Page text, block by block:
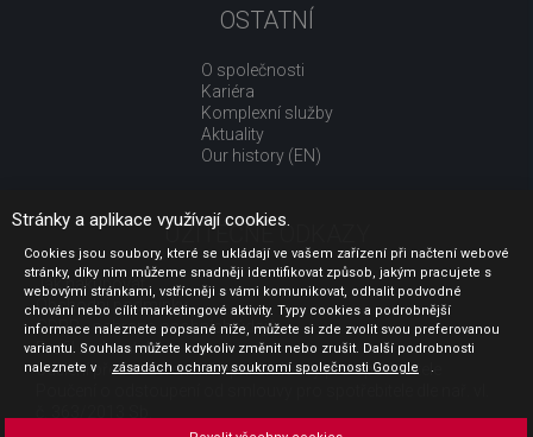
OSTATNÍ
O společnosti
Kariéra
Komplexní služby
Aktuality
Our history (EN)
UŽITEČNÉ ODKAZY
Jak nakupovat
Obchodní podmínky
GDPR - ochrana osobních údajů
Profil zadavatele
Sdělení před uzavřením kupní smlouvy pro spotřebitele
Stránky a aplikace využívají cookies.
Cookies jsou soubory, které se ukládají ve vašem zařízení při načtení webové
stránky, díky nim můžeme snadněji identifikovat způsob, jakým pracujete s
webovými stránkami, vstřícněji s vámi komunikovat, odhalit podvodné
chování nebo cílit marketingové aktivity. Typy cookies a podrobnější
informace naleznete popsané níže, můžete si zde zvolit svou preferovanou
variantu. Souhlas můžete kdykoliv změnit nebo zrušit. Další podrobnosti
naleznete v
zásadách ochrany soukromí společnosti Google .